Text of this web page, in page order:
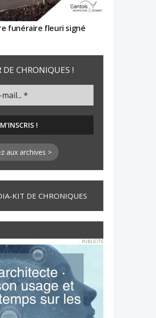
funéraire fleuri signé
CHRONIQUES !
aux archives >
KIT DE CHRONIQUES
PUBLICITE